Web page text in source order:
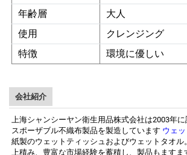
年齢層
大人
使用
クレンジング
特徴
環境に優しい
会社紹介
上海シャンシーヤン衛生用品株式会社は2003年に
スポーザブル不織布製品を製造しています ウェ
紙製のウェットティッシュおよびウェットタオル
上積み、豊富な市場経験を蓄積し、製品もますま